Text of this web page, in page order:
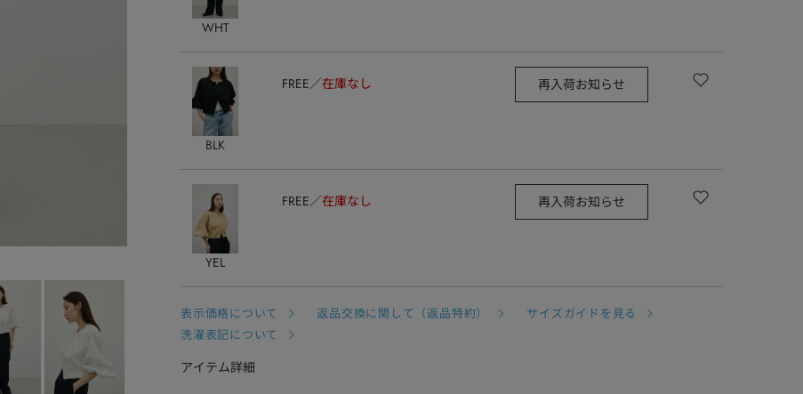
WHT
BLK
FREE 在庫なし 再入荷お知らせ
YEL
FREE 在庫なし 再入荷お知らせ
表示価格について 返品交換に関して（返品特約）
サイズガイドを見る
洗濯表記について
アイテム詳細